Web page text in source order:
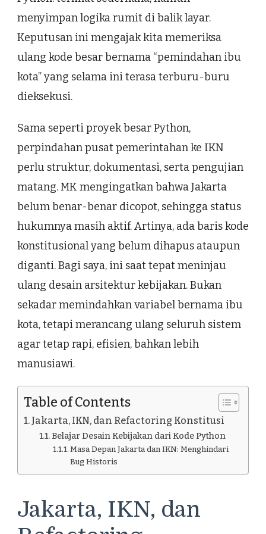
menyimpan logika rumit di balik layar.
Keputusan ini mengajak kita memeriksa
ulang kode besar bernama “pemindahan ibu
kota” yang selama ini terasa terburu-buru
dieksekusi.
Sama seperti proyek besar Python,
perpindahan pusat pemerintahan ke IKN
perlu struktur, dokumentasi, serta pengujian
matang. MK mengingatkan bahwa Jakarta
belum benar-benar dicopot, sehingga status
hukumnya masih aktif. Artinya, ada baris kode
konstitusional yang belum dihapus ataupun
diganti. Bagi saya, ini saat tepat meninjau
ulang desain arsitektur kebijakan. Bukan
sekadar memindahkan variabel bernama ibu
kota, tetapi merancang ulang seluruh sistem
agar tetap rapi, efisien, bahkan lebih
manusiawi.
Table of Contents
Jakarta, IKN, dan Refactoring Konstitusi
Belajar Desain Kebijakan dari Kode Python
Masa Depan Jakarta dan IKN: Menghindari
Bug Historis
Jakarta, IKN, dan